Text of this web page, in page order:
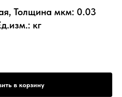
Толщина мкм: 0.03
кг
в корзину